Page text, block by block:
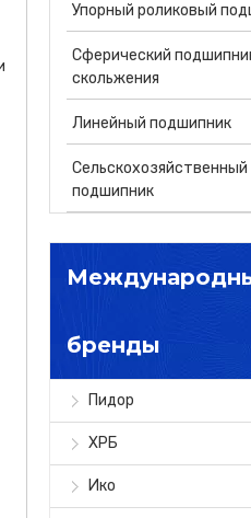
Упорный роликовый
Сферический
скольжения
Линейный подшипник
Сельскохозяйственный
подшипник
бренды
Пидор
ХРБ
Ико